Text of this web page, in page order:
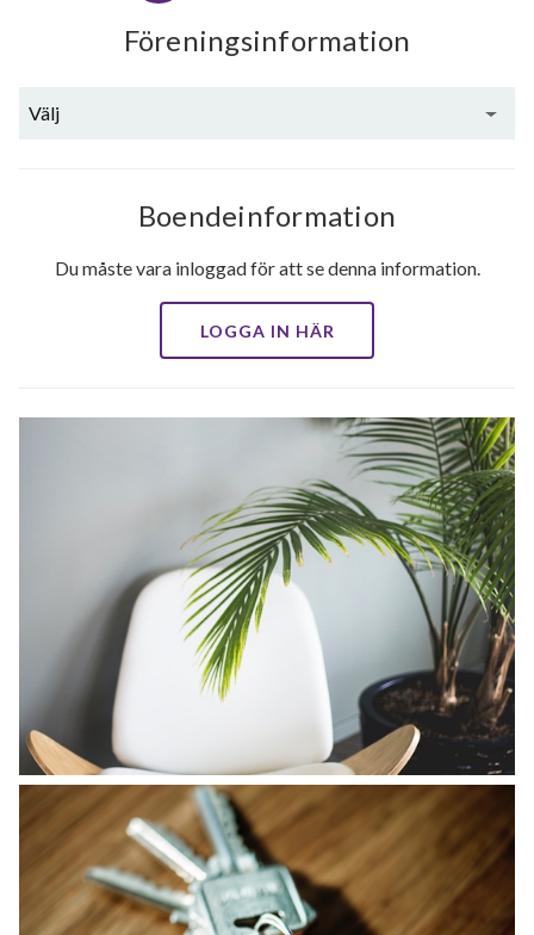
Föreningsinformation
Välj
Boendeinformation
Du måste vara inloggad för att se denna information.
LOGGA IN HÄR